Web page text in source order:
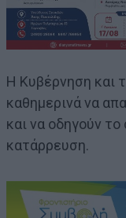
Η Κυβέρνηση και
καθημερινά να
και να οδηγούν
κατάρρευση.